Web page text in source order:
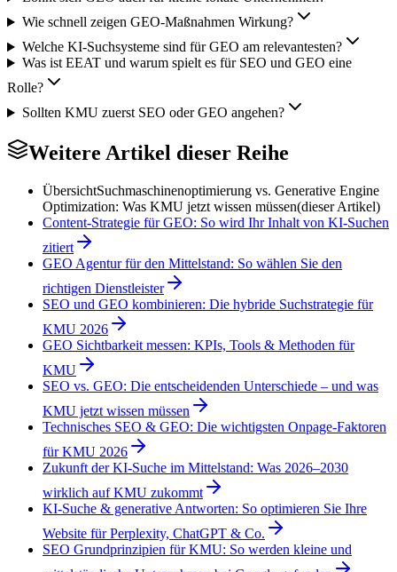
Wie schnell zeigen GEO-Maßnahmen Wirkung?
Welche KI-Suchsysteme sind für GEO am relevantesten?
Was ist EEAT und warum spielt es für SEO und GEO eine
Rolle?
Sollten KMU zuerst SEO oder GEO angehen?
Weitere Artikel dieser Reihe
ÜbersichtSuchmaschinenoptimierung vs. Generative Engine
Optimization: Was KMU jetzt wissen müssen(dieser Artikel)
Content-Strategie für GEO: So wird Ihr Inhalt von KI-Suchen
zitiert
GEO Agentur für den Mittelstand: So wählen Sie den
richtigen Dienstleister
SEO und GEO kombinieren: Die hybride Suchstrategie für
KMU 2026
GEO Sichtbarkeit messen: KPIs, Tools & Methoden für
KMU
SEO vs. GEO: Die entscheidenden Unterschiede – und was
KMU jetzt wissen müssen
Technisches SEO & GEO: Die wichtigsten Onpage-Faktoren
für KMU 2026
Zukunft der KI-Suche im Mittelstand: Was 2026–2030
wirklich auf KMU zukommt
KI-Suche & generative Antworten: So optimieren Sie Ihre
Website für Perplexity, ChatGPT & Co.
SEO Grundprinzipien für KMU: So werden kleine und